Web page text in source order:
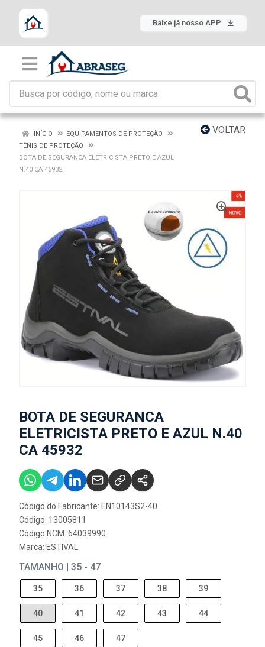
Baixe já nosso APP
VOLTAR
INÍCIO
EQUIPAMENTOS DE PROTEÇÃO
TÊNIS DE PROTEÇÃO
BOTA DE SEGURANCA ELETRICISTA PRETO E AZUL
N.40 CA 45932
BOTA DE SEGURANCA
ELETRICISTA PRETO E AZUL N.40
CA 45932
Código do Fabricante: EN10143S2-40
Código: 13005811
Código NCM: 64039990
Marca: ESTIVAL
TAMANHO | 35 - 47
35 36 37 38 39
40 41 42 43 44
45 46 47